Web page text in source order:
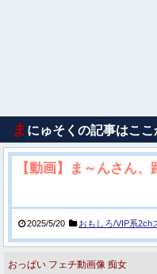
ま にゅそくの記事はこ
【動画】ま～んさん
2025/5/20 おもしろ/VIP系2ch
おっぱい フェチ動画像 痴女